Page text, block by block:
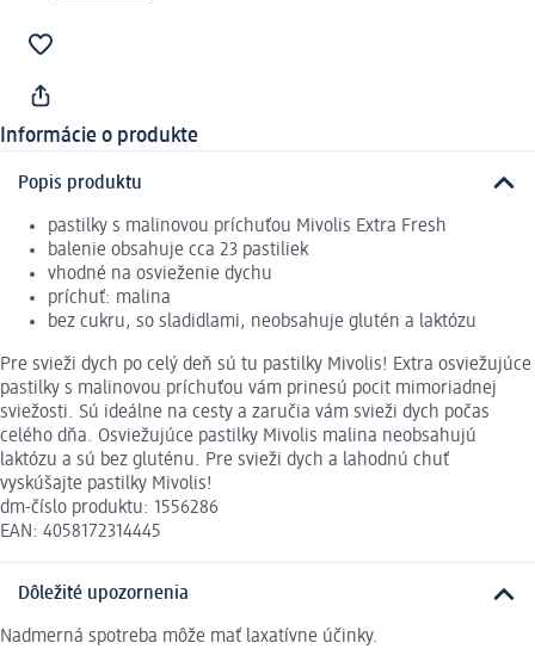
Informácie o produkte
Popis produktu
pastilky s malinovou príchuťou Mivolis Extra Fresh
balenie obsahuje cca 23 pastiliek
vhodné na osvieženie dychu
príchuť: malina
bez cukru, so sladidlami, neobsahuje glutén a laktózu
Pre svieži dych po celý deň sú tu pastilky Mivolis! Extra osviežujúce
pastilky s malinovou príchuťou vám prinesú pocit mimoriadnej
sviežosti. Sú ideálne na cesty a zaručia vám svieži dych počas
celého dňa. Osviežujúce pastilky Mivolis malina neobsahujú
laktózu a sú bez gluténu. Pre svieži dych a lahodnú chuť
vyskúšajte pastilky Mivolis!
dm-číslo produktu: 1556286
EAN: 4058172314445
Dôležité upozornenia
Nadmerná spotreba môže mať laxatívne účinky.